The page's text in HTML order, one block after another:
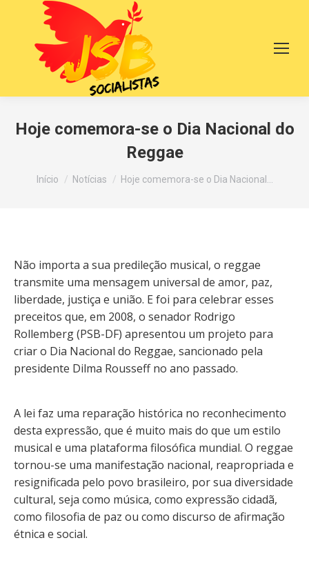
Hoje comemora-se o Dia Nacional do
Reggae
Você está aqui:
Início Notícias Hoje comemora-se o Dia Nacional…
Não importa a sua predileção musical, o reggae
transmite uma mensagem universal de amor, paz,
liberdade, justiça e união. E foi para celebrar esses
preceitos que, em 2008, o senador Rodrigo
Rollemberg (PSB-DF) apresentou um projeto para
criar o Dia Nacional do Reggae, sancionado pela
presidente Dilma Rousseff no ano passado.
A lei faz uma reparação histórica no reconhecimento
desta expressão, que é muito mais do que um estilo
musical e uma plataforma filosófica mundial. O reggae
tornou-se uma manifestação nacional, reapropriada e
resignificada pelo povo brasileiro, por sua diversidade
cultural, seja como música, como expressão cidadã,
como filosofia de paz ou como discurso de afirmação
étnica e social.